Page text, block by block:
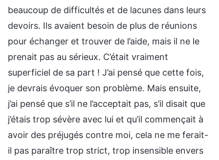
beaucoup de difficultés et de lacunes dans leurs
devoirs. Ils avaient besoin de plus de réunions
pour échanger et trouver de l’aide, mais il ne le
prenait pas au sérieux. C’était vraiment
superficiel de sa part ! J’ai pensé que cette fois,
je devrais évoquer son problème. Mais ensuite,
j’ai pensé que s’il ne l’acceptait pas, s’il disait que
j’étais trop sévère avec lui et qu’il commençait à
avoir des préjugés contre moi, cela ne me ferait-
il pas paraître trop strict, trop insensible envers